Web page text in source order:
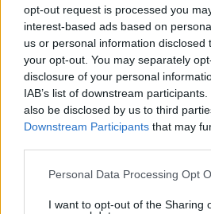
opt-out request is processed you
interest-based ads based on
us or personal information disclosed
your opt-out. You may separately
disclosure of your personal
IAB’s list of downstream
also be disclosed by us to third
Downstream Participants that may
Please note that this website/app
not limited to your visit or usage
Personal Data Processing Opt
I want to opt-out of the Sharing
παράδειγμα της Ισπανίας